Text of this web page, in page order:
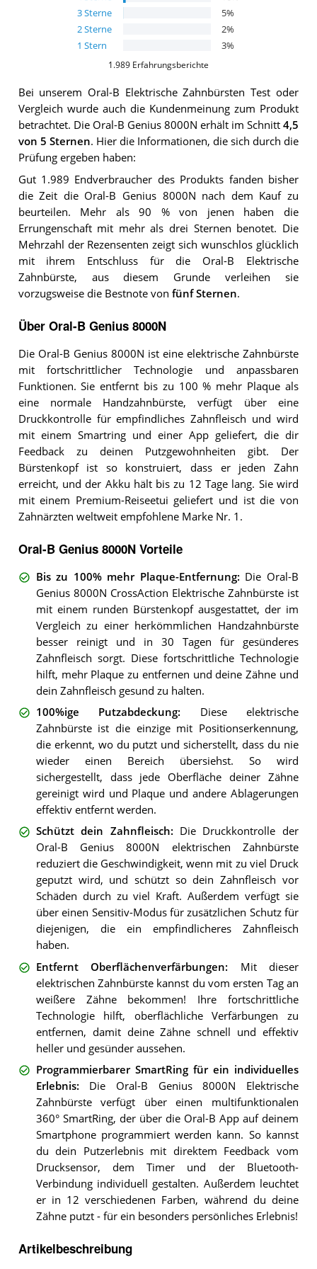
3Sterne 5%
2Sterne 2%
1 Stern 3%
1.989 Erfahrungsberichte
Bei unserem Oral-B Elektrische Zahnbürsten Test oder
Vergleich wurde auch die Kundenmeinung zum Produkt
betrachtet. Die Oral-B Genius 8000N erhält im Schnitt 4,5
von 5 Sternen. Hier die Informationen, die sich durch die
Prüfung ergeben haben:
Gut 1.989 Endverbraucher des Produkts fanden bisher
die Zeit die Oral-B Genius 8000N nach dem Kauf zu
beurteilen. Mehr als 90 % von jenen haben die
Errungenschaft mit mehr als drei Sternen benotet. Die
Mehrzahl der Rezensenten zeigt sich wunschlos glücklich
mit ihrem Entschluss für die Oral-B Elektrische
Zahnbürste, aus diesem Grunde verleihen sie
vorzugsweise die Bestnote von fünf Sternen.
Über Oral-B Genius 8000N
Die Oral-B Genius 8000N ist eine elektrische Zahnbürste
mit fortschrittlicher Technologie und anpassbaren
Funktionen. Sie entfernt bis zu 100 % mehr Plaque als
eine normale Handzahnbürste, verfügt über eine
Druckkontrolle für empfindliches Zahnfleisch und wird
mit einem Smartring und einer App geliefert, die dir
Feedback zu deinen Putzgewohnheiten gibt. Der
Bürstenkopf ist so konstruiert, dass er jeden Zahn
erreicht, und der Akku hält bis zu 12 Tage lang. Sie wird
mit einem Premium-Reiseetui geliefert und ist die von
Zahnärzten weltweit empfohlene Marke Nr. 1.
Oral-B Genius 8000N Vorteile
Bis zu 100% mehr Plaque-Entfernung: Die Oral-B
Genius 8000N CrossAction Elektrische Zahnbürste ist
mit einem runden Bürstenkopf ausgestattet, der im
Vergleich zu einer herkömmlichen Handzahnbürste
besser reinigt und in 30 Tagen für gesünderes
Zahnfleisch sorgt. Diese fortschrittliche Technologie
hilft, mehr Plaque zu entfernen und deine Zähne und
dein Zahnfleisch gesund zu halten.
100%ige Putzabdeckung: Diese elektrische
Zahnbürste ist die einzige mit Positionserkennung,
die erkennt, wo du putzt und sicherstellt, dass du nie
wieder einen Bereich übersiehst. So wird
sichergestellt, dass jede Oberfläche deiner Zähne
gereinigt wird und Plaque und andere Ablagerungen
effektiv entfernt werden.
Schützt dein Zahnfleisch: Die Druckkontrolle der
Oral-B Genius 8000N elektrischen Zahnbürste
reduziert die Geschwindigkeit, wenn mit zu viel Druck
geputzt wird, und schützt so dein Zahnfleisch vor
Schäden durch zu viel Kraft. Außerdem verfügt sie
über einen Sensitiv-Modus für zusätzlichen Schutz für
diejenigen, die ein empfindlicheres Zahnfleisch
haben.
Entfernt Oberflächenverfärbungen: Mit dieser
elektrischen Zahnbürste kannst du vom ersten Tag an
weißere Zähne bekommen! Ihre fortschrittliche
Technologie hilft, oberflächliche Verfärbungen zu
entfernen, damit deine Zähne schnell und effektiv
heller und gesünder aussehen.
Programmierbarer SmartRing für ein individuelles
Erlebnis: Die Oral-B Genius 8000N Elektrische
Zahnbürste verfügt über einen multifunktionalen
360° SmartRing, der über die Oral-B App auf deinem
Smartphone programmiert werden kann. So kannst
du dein Putzerlebnis mit direktem Feedback vom
Drucksensor, dem Timer und der Bluetooth-
Verbindung individuell gestalten. Außerdem leuchtet
er in 12 verschiedenen Farben, während du deine
Zähne putzt - für ein besonders persönliches Erlebnis!
Artikelbeschreibung